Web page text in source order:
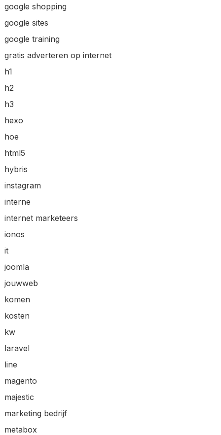
google shopping
google sites
google training
gratis adverteren op internet
h1
h2
h3
hexo
hoe
html5
hybris
instagram
interne
internet marketeers
ionos
it
joomla
jouwweb
komen
kosten
kw
laravel
line
magento
majestic
marketing bedrijf
metabox